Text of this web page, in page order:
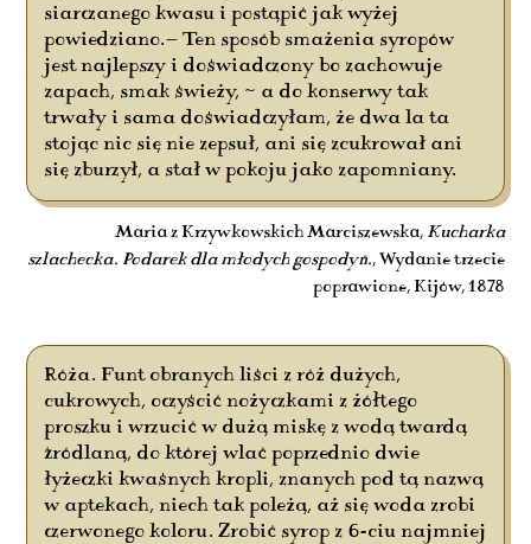
siarczanego kwasu i postąpić jak wyżej
powiedziano.— Ten sposób smażenia syropów
jest najlepszy i doświadczony bo zachowuje
zapach, smak świeży, ~ a do konserwy tak
trwały i sama doświadczyłam, że dwa la ta
stojąc nic się nie zepsuł, ani się zcukrował ani
się zburzył, a stał w pokoju jako zapomniany.
Maria z Krzywkowskich Marciszewska, Kucharka
szlachecka. Podarek dla młodych gospodyń., Wydanie trzecie
poprawione, Kijów, 1878
Róża. Funt obranych liści z róż dużych,
cukrowych, oczyścić nożyczkami z żółtego
proszku i wrzucić w dużą miskę z wodą twardą
źródlaną, do której wlać poprzednio dwie
łyżeczki kwaśnych kropli, znanych pod tą nazwą
w aptekach, niech tak poleżą, aż się woda zrobi
czerwonego koloru. Zrobić syrop z 6-ciu najmniej